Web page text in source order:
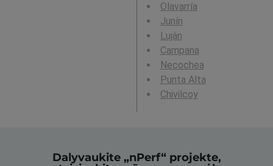
Olavarría
Junín
Luján
Campana
Necochea
Punta Alta
Chivilcoy
Dalyvaukite „nPerf“ projekte,